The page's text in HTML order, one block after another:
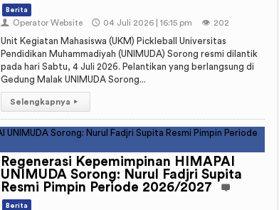
Berita
👤 Operator Website 🕔 04 Juli 2026 | 16:15 pm 👁️ 202
Unit Kegiatan Mahasiswa (UKM) Pickleball Universitas
Pendidikan Muhammadiyah (UNIMUDA) Sorong resmi dilantik
pada hari Sabtu, 4 Juli 2026. Pelantikan yang berlangsung di
Gedung Malak UNIMUDA Sorong...
Selengkapnya ▸
Regenerasi Kepemimpinan HIMAPAI
UNIMUDA Sorong: Nurul Fadjri Supita
Resmi Pimpin Periode 2026/2027
Berita